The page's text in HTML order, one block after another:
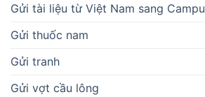
Gửi tài liệu từ Việt Nam sang
Gửi thuốc nam
Gửi tranh
Gửi vợt cầu lông